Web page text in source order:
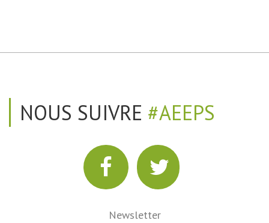
NOUS SUIVRE #AEEPS
Newsletter